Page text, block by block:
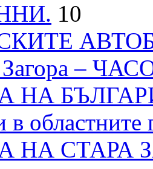
10
Загора –
НА
в областните
НА СТАРА